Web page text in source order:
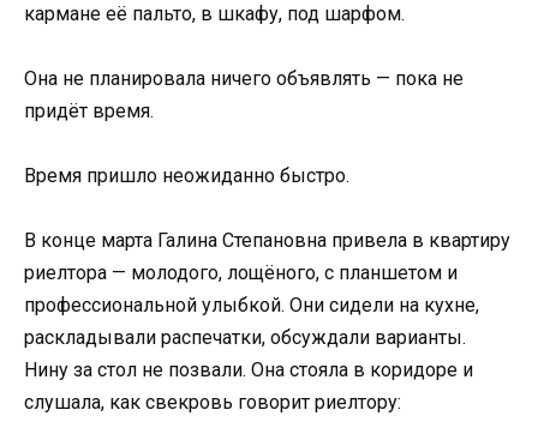
кармане её пальто, в шкафу, под шарфом.
Она не планировала ничего объявлять — пока не
придёт время.
Время пришло неожиданно быстро.
В конце марта Галина Степановна привела в квартиру
риелтора — молодого, лощёного, с планшетом и
профессиональной улыбкой. Они сидели на кухне,
раскладывали распечатки, обсуждали варианты.
Нину за стол не позвали. Она стояла в коридоре и
слушала, как свекровь говорит риелтору: